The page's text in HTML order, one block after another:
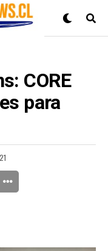
CORE
para